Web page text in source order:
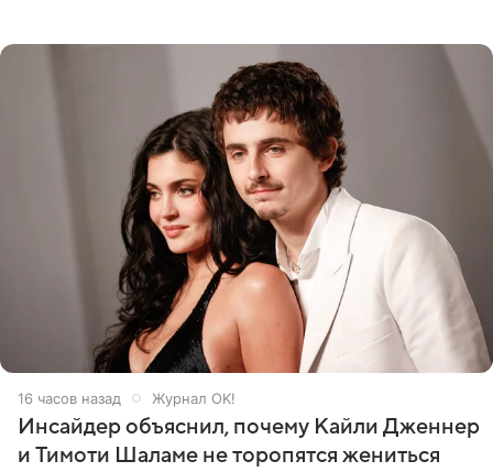
16 часов назад Журнал OK!
Инсайдер объяснил, почему Кайли Дженнер
и Тимоти Шаламе не торопятся жениться